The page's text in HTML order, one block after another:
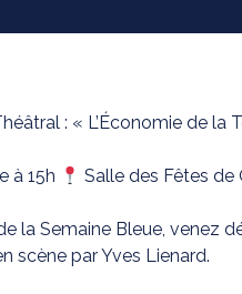
: « L’Économie de la
à 15h Salle des Fêtes de
la Semaine Bleue, venez
scène par Yves Lienard.